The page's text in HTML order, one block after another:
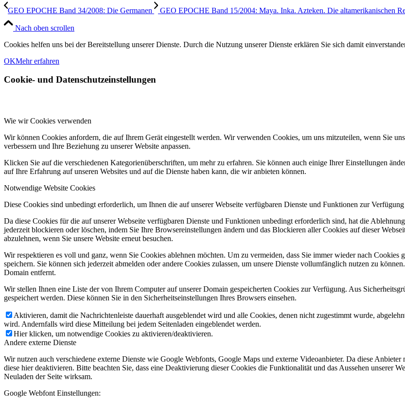
GEO EPOCHE Band 34/2008: Die Germanen GEO EPOCHE Band 15/2004: Maya. Inka. Azteken. Die altamerikanischen
Nach oben scrollen
Cookies helfen uns bei der Bereitstellung unserer Dienste. Durch die Nutzung unserer Dienste erklären Sie sich damit
OKMehr erfahren
Cookie- und Datenschutzeinstellungen
Wie wir Cookies verwenden
Wir können Cookies anfordern, die auf Ihrem Gerät eingestellt werden. Wir verwenden Cookies, um uns mitzuteilen, wenn Sie
verbessern und Ihre Beziehung zu unserer Website anpassen.
Klicken Sie auf die verschiedenen Kategorienüberschriften, um mehr zu erfahren. Sie können auch einige Ihrer Einstellungen
auf Ihre Erfahrung auf unseren Websites und auf die Dienste haben kann, die wir anbieten können.
Notwendige Website Cookies
Diese Cookies sind unbedingt erforderlich, um Ihnen die auf unserer Webseite verfügbaren Dienste und Funktionen zur
Da diese Cookies für die auf unserer Webseite verfügbaren Dienste und Funktionen unbedingt erforderlich sind, hat die
jederzeit blockieren oder löschen, indem Sie Ihre Browsereinstellungen ändern und das Blockieren aller Cookies auf dieser
abzulehnen, wenn Sie unsere Website erneut besuchen.
Wir respektieren es voll und ganz, wenn Sie Cookies ablehnen möchten. Um zu vermeiden, dass Sie immer wieder nach
speichern. Sie können sich jederzeit abmelden oder andere Cookies zulassen, um unsere Dienste vollumfänglich nutzen zu
Domain entfernt.
Wir stellen Ihnen eine Liste der von Ihrem Computer auf unserer Domain gespeicherten Cookies zur Verfügung. Aus
gespeichert werden. Diese können Sie in den Sicherheitseinstellungen Ihres Browsers einsehen.
Aktivieren, damit die Nachrichtenleiste dauerhaft ausgeblendet wird und alle Cookies, denen nicht zugestimmt wurde,
wird. Andernfalls wird diese Mitteilung bei jedem Seitenladen eingeblendet werden.
Hier klicken, um notwendige Cookies zu aktivieren/deaktivieren.
Andere externe Dienste
Wir nutzen auch verschiedene externe Dienste wie Google Webfonts, Google Maps und externe Videoanbieter. Da diese
diese hier deaktivieren. Bitte beachten Sie, dass eine Deaktivierung dieser Cookies die Funktionalität und das Aussehen unserer
Neuladen der Seite wirksam.
Google Webfont Einstellungen: